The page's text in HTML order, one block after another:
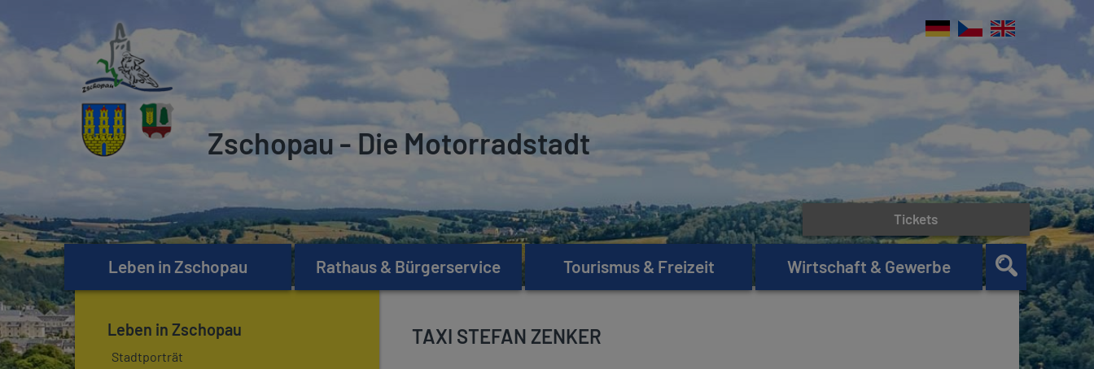
Zschopau - Die Motorradstadt
Leben in Zschopau Rathaus & Bürgerservice Tourismus & Freizeit Wirtschaft & Gewerbe
Tickets
Leben in Zschopau
Stadtporträt
TAXI STEFAN ZENKER